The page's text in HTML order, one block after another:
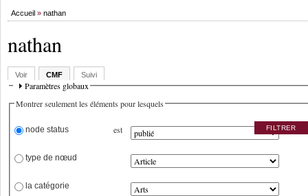
Accueil » nathan
nathan
Voir CMF Suivi
Paramètres globaux
Montrer seulement les éléments pour lesquels
node status
type de nœud
la catégorie
est